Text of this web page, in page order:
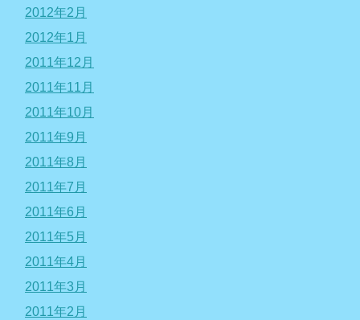
2012年2月
2012年1月
2011年12月
2011年11月
2011年10月
2011年9月
2011年8月
2011年7月
2011年6月
2011年5月
2011年4月
2011年3月
2011年2月